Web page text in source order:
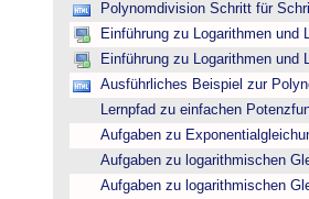
Polynomdivision Schritt für
Einführung zu Logarithmen und
Einführung zu Logarithmen und
Ausführliches Beispiel zur
Lernpfad zu einfachen
Aufgaben zu
Aufgaben zu logarithmischen
Aufgaben zu logarithmischen